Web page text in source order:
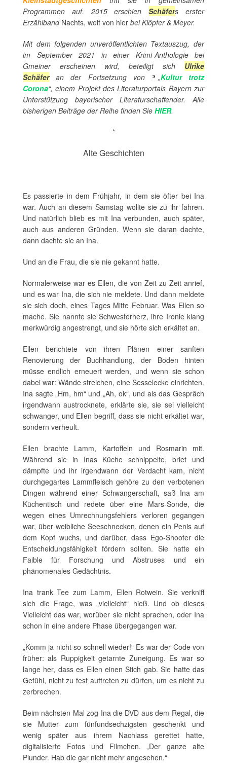
Programmen auf. 2015 erschienSchäfers erster
Erzählband Nachts, weit von hier bei Klöpfer & Meyer.
Mit dem folgenden unveröffentlichten Textauszug, der
im September 2021 in einer Krimi-Anthologie bei
Gmeiner erscheinen wird, beteiligt sich Ulrike
Schäferan der Fortsetzung von „Kultur trotz
Corona“, einem Projekt des Literaturportals Bayern zur
Unterstützung bayerischer Literaturschaffender. Alle
bisherigen Beiträge der Reihe finden Sie HIER.
*
Alte Geschichten
Es passierte in dem Frühjahr, in dem sie öfter bei Ina
war. Auch an diesem Samstag wollte sie zu ihr fahren.
Und natürlich blieb es mit Ina verbunden, auch später,
auch aus anderen Gründen. Wenn sie daran dachte,
dann dachte sie an Ina.
Und an die Frau, die sie nie gekannt hatte.
Normalerweise war es Ellen, die von Zeit zu Zeit anrief,
und es war Ina, die sich nie meldete. Und dann meldete
sie sich doch, eines Tages Mitte Februar. Was Ellen so
mache. Sie nannte sie Schwesterherz, ihre Ironie klang
merkwürdig angestrengt, und sie hörte sich erkältet an.
Ellen berichtete von ihren Plänen einer sanften
Renovierung der Buchhandlung, der Boden hinten
müsse endlich erneuert werden, und wenn sie schon
dabei war: Wände streichen, eine Sesselecke einrichten.
Ina sagte „Hm, hm“ und „Ah, ok“, und als das Gespräch
irgendwann austrocknete, erklärte sie, sie sei vielleicht
schwanger, und Ellen begriff, dass sie nicht erkältet war,
sondern verheult.
Ellen brachte Lamm, Kartoffeln und Rosmarin mit.
Während sie in Inas Küche schnippelte, briet und
dämpfte und ihr irgendwann der Verdacht kam, nicht
durchgegartes Lammfleisch gehöre zu den verbotenen
Dingen während einer Schwangerschaft, saß Ina am
Küchentisch und redete über eine Mars-Sonde, die
wegen eines Umrechnungsfehlers verloren gegangen
war, über weibliche Seeschnecken, denen ein Penis auf
dem Kopf wuchs, und darüber, dass Ego-Shooter die
Entscheidungsfähigkeit fördern sollten. Sie hatte ein
Faible für Forschung und Abstruses und ein
phänomenales Gedächtnis.
Ina trank Tee zum Lamm, Ellen Rotwein. Sie verkniff
sich die Frage, was „vielleicht“ hieß. Und ob dieses
Vielleicht das war, worüber sie nicht sprachen, oder Ina
schon in eine andere Phase übergegangen war.
„Komm ja nicht so schnell wieder!“ Es war der Code von
früher: als Ruppigkeit getarnte Zuneigung. Es war so
lange her, dass es Ellen einen Stich gab. Sie hatte das
Gefühl, nicht zu fest auftreten zu dürfen, um es nicht zu
zerbrechen.
Beim nächsten Mal zog Ina die DVD aus dem Regal, die
sie Mutter zum fünfundsechzigsten geschenkt und
wenig später aus ihrem Nachlass gerettet hatte,
digitalisierte Fotos und Filmchen. „Der ganze alte
Plunder. Hab die gar nicht mehr angesehen.“